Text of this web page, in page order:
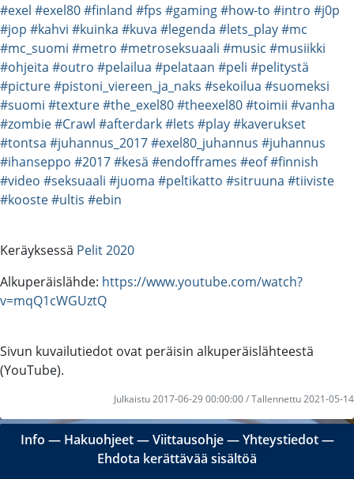
#exel #exel80#finland #fps #gaming#how-to #intro #j0p
#jop #kahvi #kuinka #kuva #legenda #lets_play#mc
#mc_suomi #metro #metroseksuaali #music #musiikki
#ohjeita #outro #pelailua #pelataan #peli #pelitystä
#picture#pistoni_viereen_ja_naks #sekoilua #suomeksi
#suomi #texture#the_exel80#theexel80#toimii #vanha
#zombie#Crawl #afterdark#lets #play#kaverukset
#tontsa #juhannus_2017#exel80_juhannus #juhannus
#ihanseppo #2017#kesä #endofframes #eof#finnish
#video #seksuaali #juoma #peltikatto #sitruuna #tiiviste
#kooste#ultis #ebin
Keräyksessä Pelit 2020
Alkuperäislähde: https://www.youtube.com/watch?
v=mqQ1cWGUztQ
Sivun kuvailutiedot ovat peräisin alkuperäislähteestä
(YouTube).
Julkaistu 2017-06-29 00:00:00 / Tallennettu 2021-05-14
Info ― Hakuohjeet―Viittausohje―Yhteystiedot―
Ehdota kerättävää sisältöä